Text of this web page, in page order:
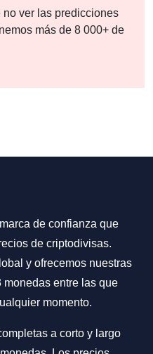
ver las predicciones
más de 8 000+ de
de confianza que
de criptodivisas.
y ofrecemos nuestras
entre las que
momento.
a corto y largo